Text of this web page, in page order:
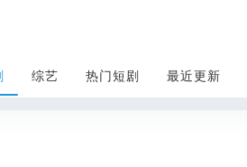
综艺 热门短剧 最近更新